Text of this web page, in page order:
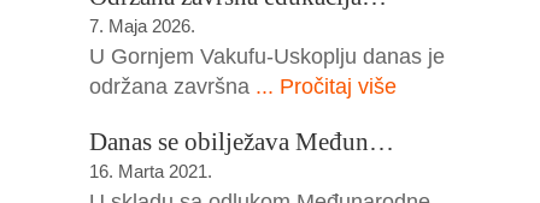
7. Maja 2026.
U Gornjem Vakufu-Uskoplju danas je
održana završna ... Pročitaj više
Danas se obilježava Međun…
16. Marta 2021.